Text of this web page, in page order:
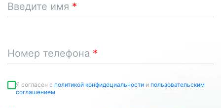
Введите имя
Номер телефона
Я согласен c политикой конфидециальности и пользовательским
соглашением